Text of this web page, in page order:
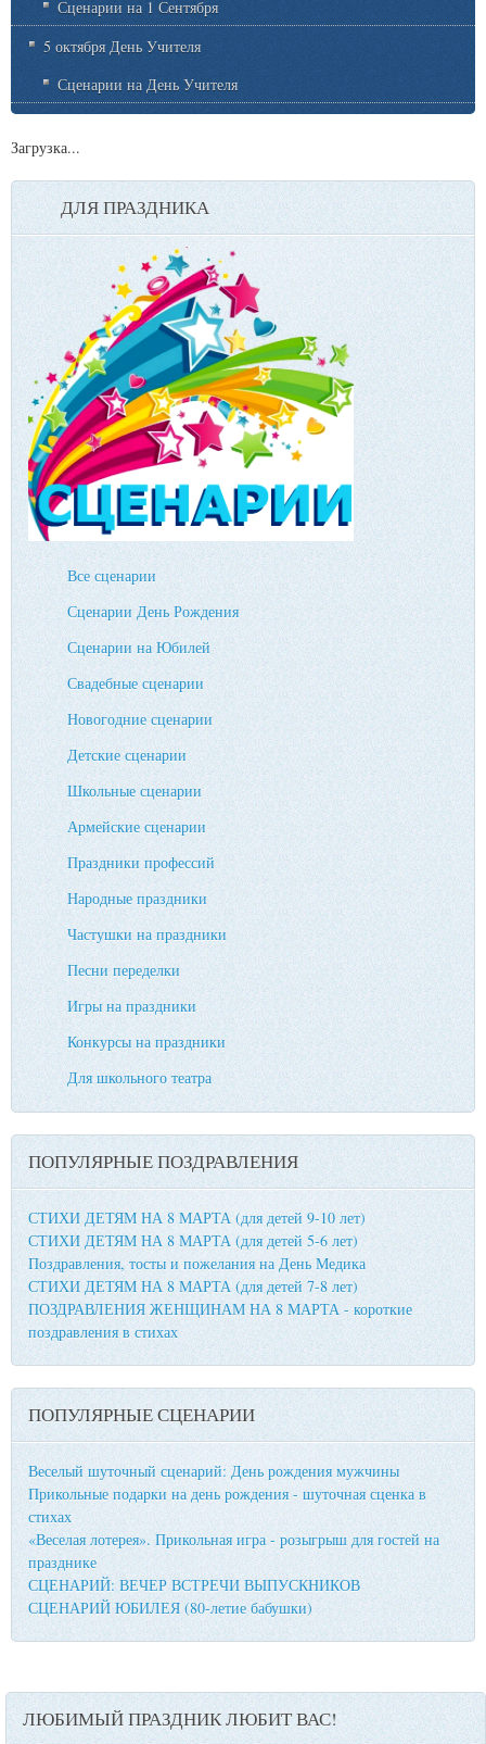
Сценарии на 1 Сентября
5 октября День Учителя
Сценарии на День Учителя
Загрузка...
ДЛЯ ПРАЗДНИКА
Все сценарии
Сценарии День Рождения
Сценарии на Юбилей
Свадебные сценарии
Новогодние сценарии
Детские сценарии
Школьные сценарии
Армейские сценарии
Праздники профессий
Народные праздники
Частушки на праздники
Песни переделки
Игры на праздники
Конкурсы на праздники
Для школьного театра
ПОПУЛЯРНЫЕ ПОЗДРАВЛЕНИЯ
СТИХИ ДЕТЯМ НА 8 МАРТА (для детей 9-10 лет)
СТИХИ ДЕТЯМ НА 8 МАРТА (для детей 5-6 лет)
Поздравления, тосты и пожелания на День Медика
СТИХИ ДЕТЯМ НА 8 МАРТА (для детей 7-8 лет)
ПОЗДРАВЛЕНИЯ ЖЕНЩИНАМ НА 8 МАРТА - короткие
поздравления в стихах
ПОПУЛЯРНЫЕ СЦЕНАРИИ
Веселый шуточный сценарий: День рождения мужчины
Прикольные подарки на день рождения - шуточная сценка в
стихах
«Веселая лотерея». Прикольная игра - розыгрыш для гостей на
празднике
СЦЕНАРИЙ: ВЕЧЕР ВСТРЕЧИ ВЫПУСКНИКОВ
СЦЕНАРИЙ ЮБИЛЕЯ (80-летие бабушки)
ЛЮБИМЫЙ ПРАЗДНИК ЛЮБИТ ВАС!